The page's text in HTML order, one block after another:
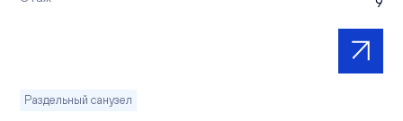
Раздельный санузел